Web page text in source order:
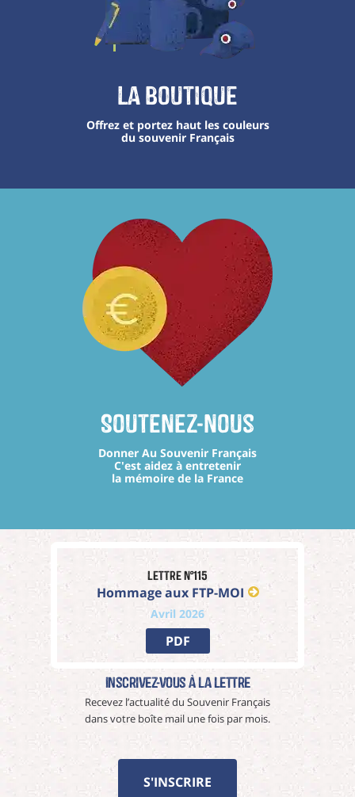
La boutique
Offrez et portez haut les couleurs
du souvenir Français
Soutenez-nous
Donner Au Souvenir Français
C'est aidez à entretenir
la mémoire de la France
Lettre n°115
Hommage aux FTP-MOI
Avril 2026
PDF
Inscrivez-vous à La Lettre
Recevez l’actualité du Souvenir Français
dans votre boîte mail une fois par mois.
S'INSCRIRE